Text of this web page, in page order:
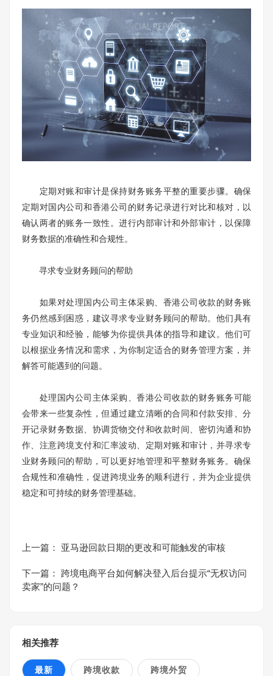
定期对账和审计是保持财务账务平整的重要步骤。确保
定期对国内公司和香港公司的财务记录进行对比和核对，以
确认两者的账务一致性。进行内部审计和外部审计，以保障
财务数据的准确性和合规性。
寻求专业财务顾问的帮助
如果对处理国内公司主体采购、香港公司收款的财务账
务仍然感到困惑，建议寻求专业财务顾问的帮助。他们具有
专业知识和经验，能够为你提供具体的指导和建议。他们可
以根据业务情况和需求，为你制定适合的财务管理方案，并
解答可能遇到的问题。
处理国内公司主体采购、香港公司收款的财务账务可能
会带来一些复杂性，但通过建立清晰的合同和付款安排、分
开记录财务数据、协调货物交付和收款时间、密切沟通和协
作、注意跨境支付和汇率波动、定期对账和审计，并寻求专
业财务顾问的帮助，可以更好地管理和平整财务账务。确保
合规性和准确性，促进跨境业务的顺利进行，并为企业提供
稳定和可持续的财务管理基础。
上一篇： 亚马逊回款日期的更改和可能触发的审核
下一篇：
跨境电商平台如何解决登入后台提示“无权访问
卖家”的问题？
相关推荐
最新 跨境收款 跨境外贸